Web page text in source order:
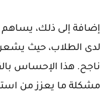
إضافة إلى ذلك، يساهم
لدى الطلاب، حيث
ناجح. هذا الإحساس
مشكلة ما يعزز من